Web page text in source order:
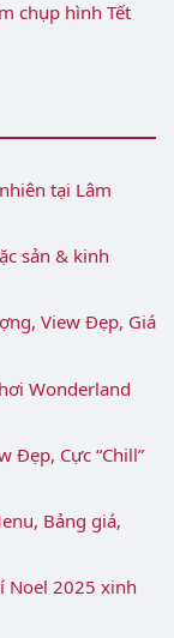
chụp hình Tết
tại Lâm
sản & kinh
View Đẹp, Giá
Wonderland
Đẹp, Cực “Chill”
Bảng giá,
Noel 2025 xinh